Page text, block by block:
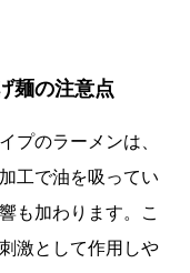
麺の注意点
プのラーメンは、
工で油を吸ってい
も加わります。こ
激として作用しや